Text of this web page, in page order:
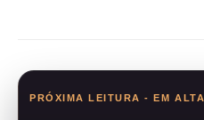
PRÓXIMA LEITURA - EM